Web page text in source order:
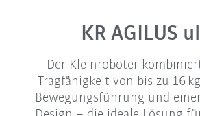
KR AGILUS
Der Kleinroboter
Tragfähigkeit von bis zu 16
Bewegungsführung und